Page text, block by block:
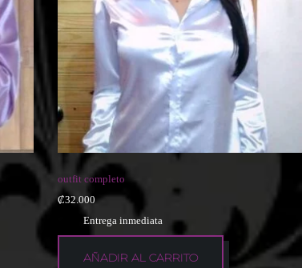
outfit completo
₡32.000
Entrega inmediata
AÑADIR AL CARRITO